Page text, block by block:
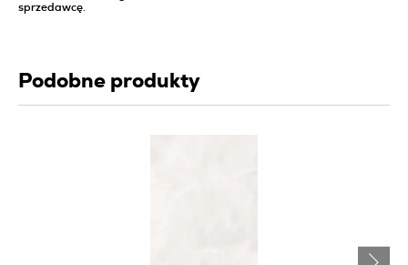
sprzedawcę.
Podobne produkty